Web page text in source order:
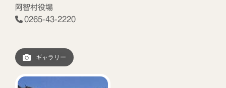
阿智村役場
0265-43-2220
ギャラリー